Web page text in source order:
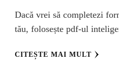
Dacă vrei să completezi
tău, folosește pdf-ul
CITEȘTE MAI MULT